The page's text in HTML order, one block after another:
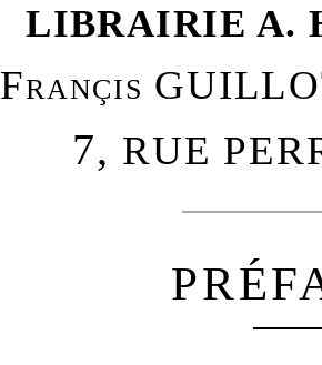
LIBRAIRIE A.
Françis
7, RUE